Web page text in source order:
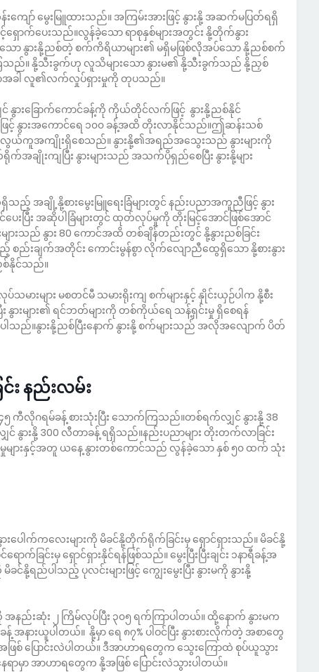
သန်းကျော် မွေးမြူထားသည်။ အကြမ်းအားဖြင့် နွားနို့ အဆက်မပြတ်ရရှိ
ာင့်ရှောက်ပေးသည်။လွန်ခဲ့သော ရာစုနှစ်များအတွင်း နို့တိုက်နွား
သော နွားနို့ညစ်တဲ့ စက်ကိရိယာများ၏ မရှိမဖြစ်လိုအပ်သော နို့ညစ်စက်
ည်။ နို့သီးခွက်ဟု လူသိများသော နွားမ၏ နို့သီးခွက်သည် နို့ညှစ်
ခါ လူ၏လက်လှုပ်ရှားမှုကို တုပသည်။
ားခြောက်ကောင်ခန့်ကို ကိုယ်တိုင်လက်ဖြင့် နွားနို့ညစ်နိုင်
ြင့် နွားအကောင်ရေ ၁၀၀ ခန့်အထိ တိုးလာနိုင်သည်။ဤဆန်းသစ်
လွယ်ကူအကျိုးရှိစေသည်။ နွားနို့၏အရည်အသွေးသည် နွားများကို
အချိုးကျပြီး နွားများသည် အသက်ပိုရှည်စေပြီး နွားနို့များ
ည့် အချို့နို့စားမွေးမြူရေးခြံများတွင် နည်းပညာအကူညီဖြင့် နွား
ပြီး အဆိုပါခြံများတွင် ထုတ်လုပ်မှုကို တိုးမြင့်အောင်ဖြစ်အောင်
ားသည် နွား 80 ကောင်အထိ တစ်ချိန်တည်းတွင် နို့နွားညစ်ခြင်း
စည်းချက်အတိုင်း ကောင်းမွန်စွာ လိုက်လျောညီထွေရှိသော နို့စားနွား
စ်နိုင်သည်။
းများ မစတင်မီ သမားရိုးကျ စက်များနှင့် နှိုင်းယှဉ်ပါက နို့စီး
နွားများ၏ ရင်ဘတ်များကို တစ်ကိုယ်ရေ သန့်ရှင်းမှု ရှိစေရန်
ပါသည်။နွားနို့ညစ်ပြီးနောက် နွားနို့ စက်များသည် အလိုအလျောက် ပိတ်
း နည်းလမ်း
ကီလိုဂရမ်ခန့် စားသုံးပြီး သောက်ကြသည်။တစ်ရက်လျှင် နွားနို့ 38
နွားနို့ 300 လီတာခန့် ရရှိသည်။နည်းပညာများ တိုးတက်လာခြင်း
များနှင့်အတူ ယနေ့ နွားတစ်ကောင်သည် လွန်ခဲ့သော နှစ် ၅၀ ထက် သုံး
းပေါက်က‌လေးများကို မိခင်နို့တိုက်ရိုက်ခြင်းမှ ရှောင်ရှားသည်။ မိခင်နို့
ာက်ခြင်းမှ ရှောင်ရှားနိုင်ရန်ဖြစ်သည်။ မွေးပြီးပြီးချင်း ၁နာရီခန့်အ
င်နို့ရည်ပါသည့် ပုလင်းများဖြင့် ကျွေးမွေးပြီး နွားမကို နွားနို့
ည်းဆုံး ၂ ကြိမ်လုပ်ပြီး ၃၀၅ ရက်ကြာပါတယ်။ ထို့နောက် နွားမက
အနားယူပါတယ်။ နို့မှာ ရေ ၈၇% ပါဝင်ပြီး နွားစားလိုက်တဲ့ အစာတွေ
ြစ် ပြောင်းလဲပါတယ်။ ဒီအာဟာရတွေက သွေးကြောထဲ စုပ်ယူသွား
ရာမှာ အာဟာရတွေက နို့အဖြစ် ပြောင်းလဲသွားပါတယ်။